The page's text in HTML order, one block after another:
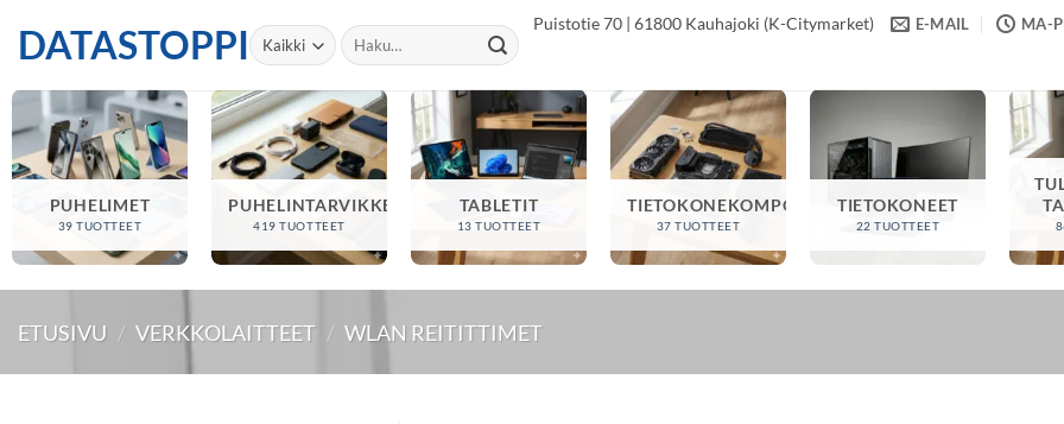
DATASTOPPI Etsi:
Puistotie 70 | 61800 Kauhajoki (K-Citymarket) E-MAIL MA-
PUHELIMET
39 TUOTTEET
PUHELINTARVIKKEET
419 TUOTTEET
TABLETIT
13 TUOTTEET
TIETOKONEKOMPONENTIT
37 TUOTTEET
TIETOKONEET
22 TUOTTEET
ETUSIVU / VERKKOLAITTEET / WLAN REITITTIMET